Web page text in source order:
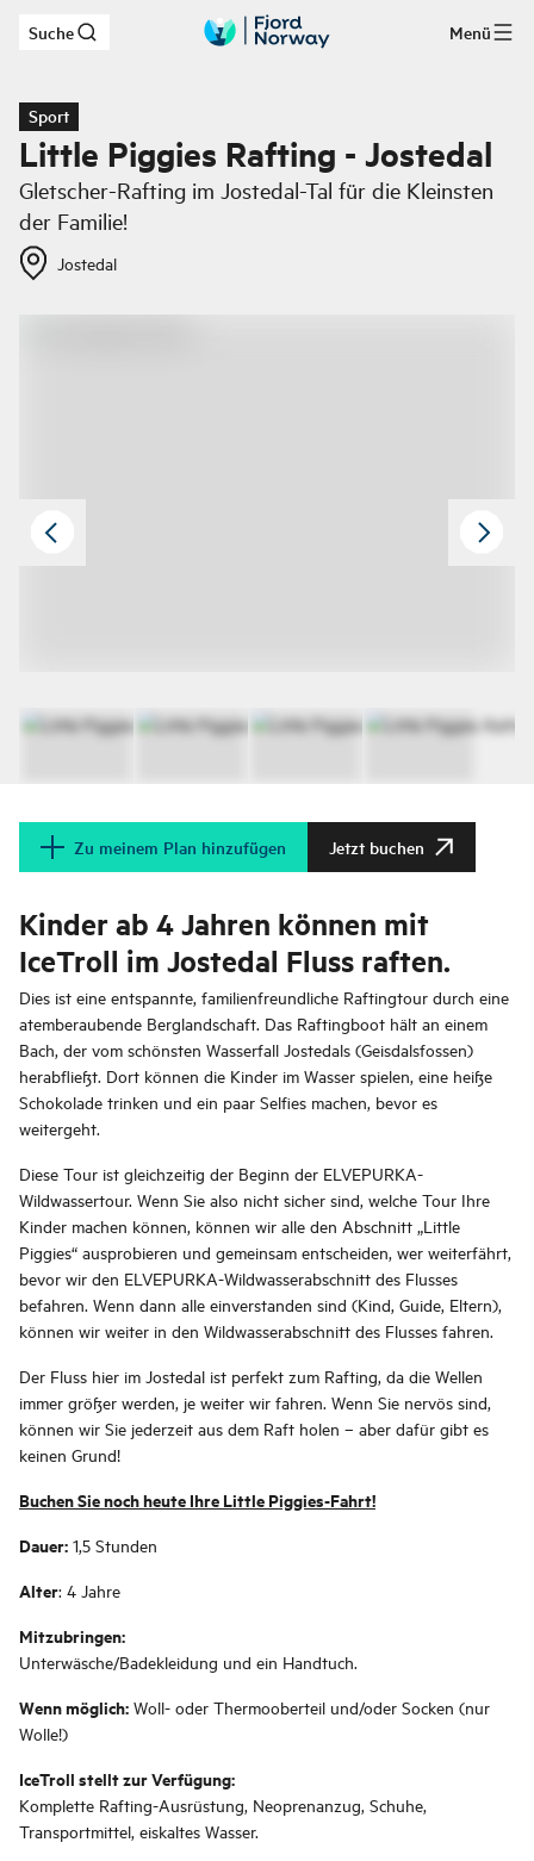
Zum Hauptinhalt
Suche Menü
Sport
Little Piggies Rafting - Jostedal
Gletscher-Rafting im Jostedal-Tal für die Kleinsten
der Familie!
Jostedal
Zu meinem Plan hinzufügen Jetzt buchen
Kinder ab 4 Jahren können mit
IceTroll im Jostedal Fluss raften.
Dies ist eine entspannte, familienfreundliche Raftingtour durch eine
atemberaubende Berglandschaft. Das Raftingboot hält an einem
Bach, der vom schönsten Wasserfall Jostedals (Geisdalsfossen)
herabfließt. Dort können die Kinder im Wasser spielen, eine heiße
Schokolade trinken und ein paar Selfies machen, bevor es
weitergeht.
Diese Tour ist gleichzeitig der Beginn der ELVEPURKA-
Wildwassertour. Wenn Sie also nicht sicher sind, welche Tour Ihre
Kinder machen können, können wir alle den Abschnitt „Little
Piggies“ ausprobieren und gemeinsam entscheiden, wer weiterfährt,
bevor wir den ELVEPURKA-Wildwasserabschnitt des Flusses
befahren. Wenn dann alle einverstanden sind (Kind, Guide, Eltern),
können wir weiter in den Wildwasserabschnitt des Flusses fahren.
Der Fluss hier im Jostedal ist perfekt zum Rafting, da die Wellen
immer größer werden, je weiter wir fahren. Wenn Sie nervös sind,
können wir Sie jederzeit aus dem Raft holen – aber dafür gibt es
keinen Grund!
Buchen Sie noch heute Ihre Little Piggies-Fahrt!
Dauer: 1,5 Stunden
Alter: 4 Jahre
Mitzubringen:
Unterwäsche/Badekleidung und ein Handtuch.
Wenn möglich: Woll- oder Thermooberteil und/oder Socken (nur
Wolle!)
IceTroll stellt zur Verfügung:
Komplette Rafting-Ausrüstung, Neoprenanzug, Schuhe,
Transportmittel, eiskaltes Wasser.